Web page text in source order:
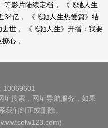
等影片陆续定档， 《飞驰人生
34亿， 《飞驰人生热爱篇》结
世， 《飞驰人生》开播：我要
心，
10069601
址搜索，网址导航服务，如果
我们纠正或删除。